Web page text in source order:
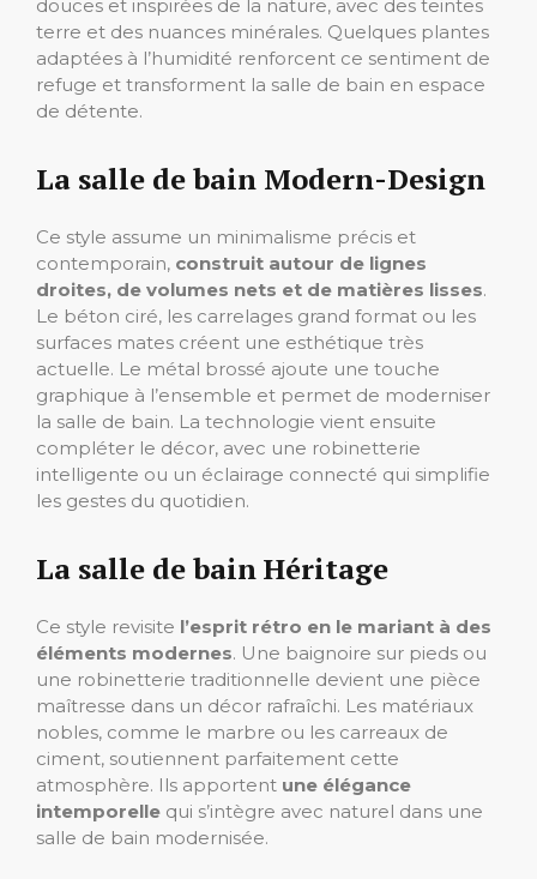
douces et inspirées de la nature, avec des teintes
terre et des nuances minérales. Quelques plantes
adaptées à l’humidité renforcent ce sentiment de
refuge et transforment la salle de bain en espace
de détente.
La salle de bain Modern-Design
Ce style assume un minimalisme précis et
contemporain, construit autour de lignes
droites, de volumes nets et de matières lisses.
Le béton ciré, les carrelages grand format ou les
surfaces mates créent une esthétique très
actuelle. Le métal brossé ajoute une touche
graphique à l’ensemble et permet de moderniser
la salle de bain. La technologie vient ensuite
compléter le décor, avec une robinetterie
intelligente ou un éclairage connecté qui simplifie
les gestes du quotidien.
La salle de bain Héritage
Ce style revisite l’esprit rétro en le mariant à des
éléments modernes. Une baignoire sur pieds ou
une robinetterie traditionnelle devient une pièce
maîtresse dans un décor rafraîchi. Les matériaux
nobles, comme le marbre ou les carreaux de
ciment, soutiennent parfaitement cette
atmosphère. Ils apportent une élégance
intemporelle qui s’intègre avec naturel dans une
salle de bain modernisée.